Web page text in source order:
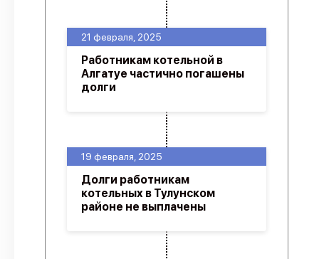
19 февраля, 2025
Долги работникам
котельных в Тулунском
районе не выплачены
21 февраля, 2025
Работникам котельной в
Алгатуе частично погашены
долги